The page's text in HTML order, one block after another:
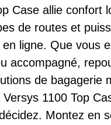
Case allie confort
de routes et
ligne. Que vous
accompagné,
de bagagerie
1100 Top
Montez en